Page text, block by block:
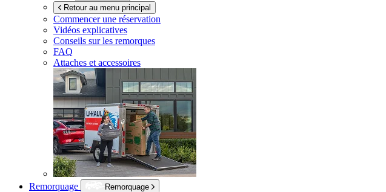
Retour au menu principal
Commencer une réservation
Vidéos explicatives
Conseils sur les remorques
FAQ
Attaches et accessoires
Remorquage
Remorquage